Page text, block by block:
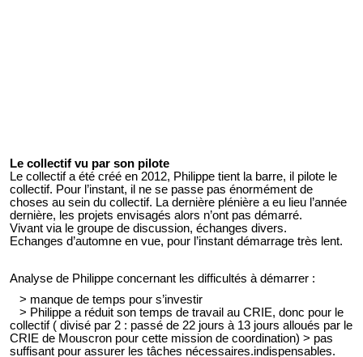
Le collectif vu par son pilote
Le collectif a été créé en 2012, Philippe tient la barre, il pilote le
collectif. Pour l’instant, il ne se passe pas énormément de
choses au sein du collectif. La dernière plénière a eu lieu l’année
dernière, les projets envisagés alors n’ont pas démarré.
Vivant via le groupe de discussion, échanges divers.
Echanges d’automne en vue, pour l’instant démarrage très lent.
Analyse de Philippe concernant les difficultés à démarrer :
> manque de temps pour s’investir
> Philippe a réduit son temps de travail au CRIE, donc pour le
collectif ( divisé par 2 : passé de 22 jours à 13 jours alloués par le
CRIE de Mouscron pour cette mission de coordination) > pas
suffisant pour assurer les tâches nécessaires.indispensables.